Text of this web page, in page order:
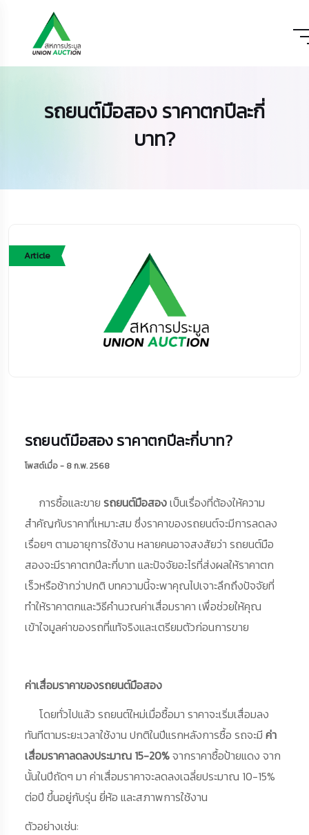
รถยนต์มือสอง ราคาตกปีละกี่
บาท?
Article
รถยนต์มือสอง ราคาตกปีละกี่บาท?
โพสต์เมื่อ - 8 ก.พ. 2568
การซื้อและขาย รถยนต์มือสองเป็นเรื่องที่ต้องให้ความ
สำคัญกับราคาที่เหมาะสม ซึ่งราคาของรถยนต์จะมีการลดลง
เรื่อยๆ ตามอายุการใช้งาน หลายคนอาจสงสัยว่า รถยนต์มือ
สองจะมีราคาตกปีละกี่บาท และปัจจัยอะไรที่ส่งผลให้ราคาตก
เร็วหรือช้ากว่าปกติ บทความนี้จะพาคุณไปเจาะลึกถึงปัจจัยที่
ทำให้ราคาตกและวิธีคำนวณค่าเสื่อมราคา เพื่อช่วยให้คุณ
เข้าใจมูลค่าของรถที่แท้จริงและเตรียมตัวก่อนการขาย
ค่าเสื่อมราคาของรถยนต์มือสอง
โดยทั่วไปแล้ว รถยนต์ใหม่เมื่อซื้อมา ราคาจะเริ่มเสื่อมลง
ทันทีตามระยะเวลาใช้งาน ปกติในปีแรกหลังการซื้อ รถจะมี ค่า
เสื่อมราคาลดลงประมาณ 15-20%จากราคาซื้อป้ายแดง จาก
นั้นในปีถัดๆ มา ค่าเสื่อมราคาจะลดลงเฉลี่ยประมาณ 10-15%
ต่อปี ขึ้นอยู่กับรุ่น ยี่ห้อ และสภาพการใช้งาน
ตัวอย่างเช่น: